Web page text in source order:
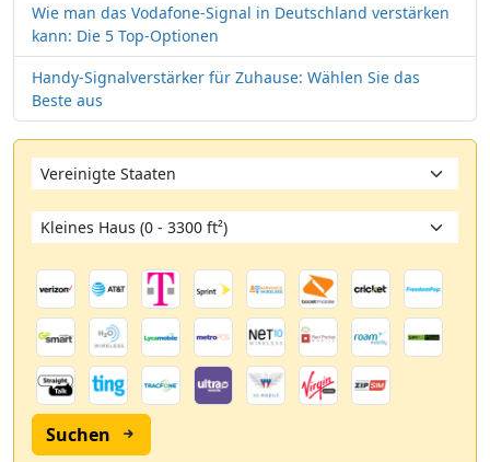
Wie man das Vodafone-Signal in Deutschland verstärken
kann: Die 5 Top-Optionen
Handy-Signalverstärker für Zuhause: Wählen Sie das
Beste aus
Suchen